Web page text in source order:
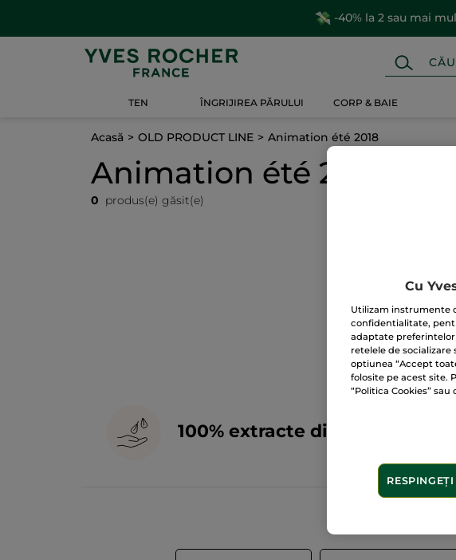
-40% la 2 sau mai
TEN ÎNGRIJIREA PĂRULUI CORP & BAIE
Acasă OLD PRODUCT LINE Animation été 2018
Animation été 2018
0 produs(e) găsit(e)
100% extracte din
Cu
Utilizam instrumente
confidentialitate,
adaptate
retelele de
optiunea “Accept
folosite pe acest site.
“Politica Cookies”